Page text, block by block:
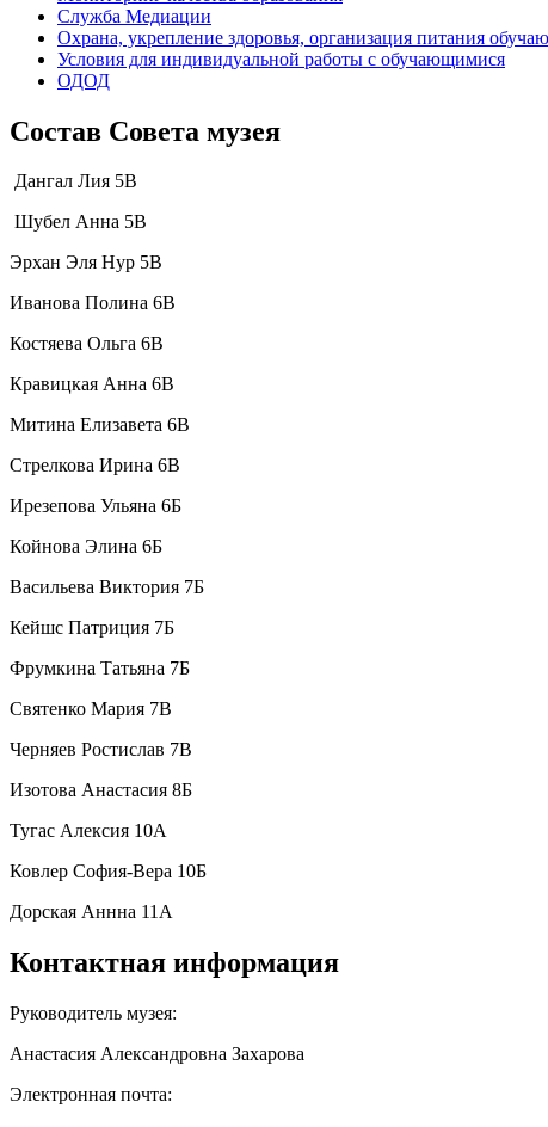
Служба Медиации
Охрана, укрепление здоровья, организация питания
Условия для индивидуальной работы с обучающимися
ОДОД
Состав Совета музея
Дангал Лия 5В
Шубел Анна 5В
Эрхан Эля Нур 5В
Иванова Полина 6В
Костяева Ольга 6В
Кравицкая Анна 6В
Митина Елизавета 6В
Стрелкова Ирина 6В
Ирезепова Ульяна 6Б
Койнова Элина 6Б
Васильева Виктория 7Б
Кейшс Патриция 7Б
Фрумкина Татьяна 7Б
Святенко Мария 7В
Черняев Ростислав 7В
Изотова Анастасия 8Б
Тугас Алексия 10А
Ковлер София-Вера 10Б
Дорская Аннна 11А
Контактная информация
Руководитель музея:
Анастасия Александровна Захарова
Электронная почта: